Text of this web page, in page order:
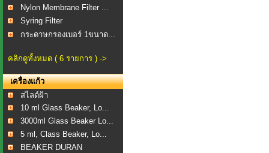
Nylon Membrane Filter ...
Syring Filter
กระดาษกรองเบอร์ 1ขนาด...
คลิกดูทั้งหมด ( 6 รายการ ) ->
เครื่องแก้ว
สไลด์ฝ้า
10 ml Glass Beaker, Lo...
3000ml Glass Beaker Lo...
5 ml, Class Beaker, Lo...
BEAKER DURAN